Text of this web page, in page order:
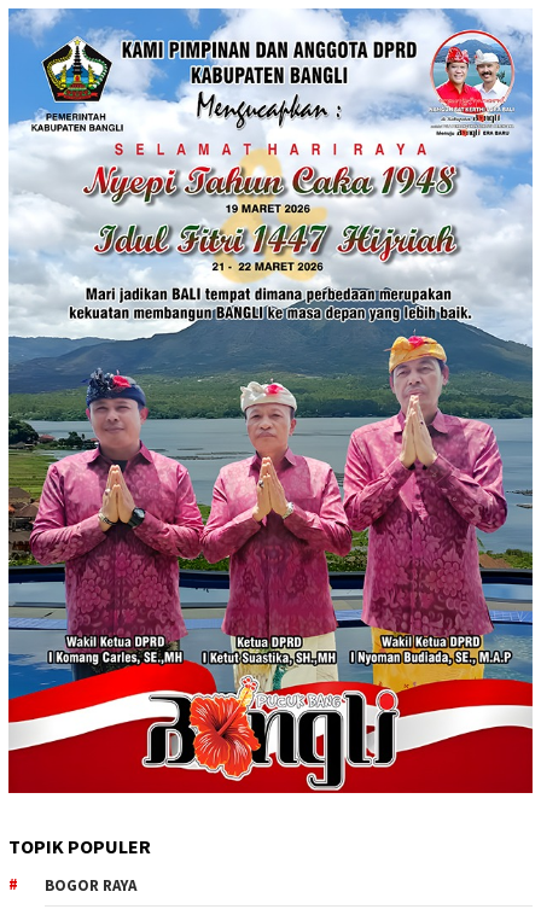
TOPIK POPULER
BOGOR RAYA